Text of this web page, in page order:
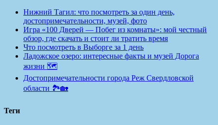
Нижний Тагил: что посмотреть за один день,
достопримечательности, музей, фото
Игра «100 Дверей — Побег из комнаты»: мой честный
обзор, где скачать и стоит ли тратить время
Что посмотреть в Выборге за 1 день
Ладожское озеро: интересные факты и музей Дорога
жизни 🗺️
Достопримечательности города Реж Свердловской
области 🏞️🏡
Теги